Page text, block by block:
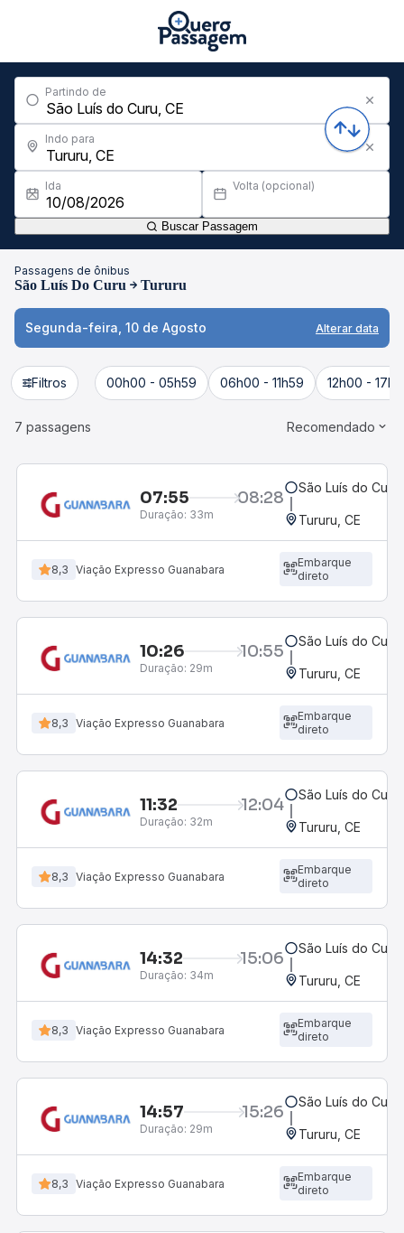
Partindo de
Indo para
Ida Volta (opcional)
Buscar Passagem
Passagens de ônibus
São Luís Do Curu Tururu
Segunda-feira, 10 de Agosto Alterar data
Filtros 00h00 - 05h59 06h00 - 11h59 12h00 -
7 passagens Recomendado
07:55 08:28
Duração: 33m
São Luís do
Tururu, CE
8,3 Viação Expresso Guanabara
Embarque
direto
10:26 10:55
Duração: 29m
São Luís do
Tururu, CE
8,3 Viação Expresso Guanabara
Embarque
direto
11:32 12:04
Duração: 32m
São Luís do
Tururu, CE
8,3 Viação Expresso Guanabara
Embarque
direto
14:32 15:06
Duração: 34m
São Luís do
Tururu, CE
8,3 Viação Expresso Guanabara
Embarque
direto
14:57 15:26
Duração: 29m
São Luís do
Tururu, CE
8,3 Viação Expresso Guanabara
Embarque
direto